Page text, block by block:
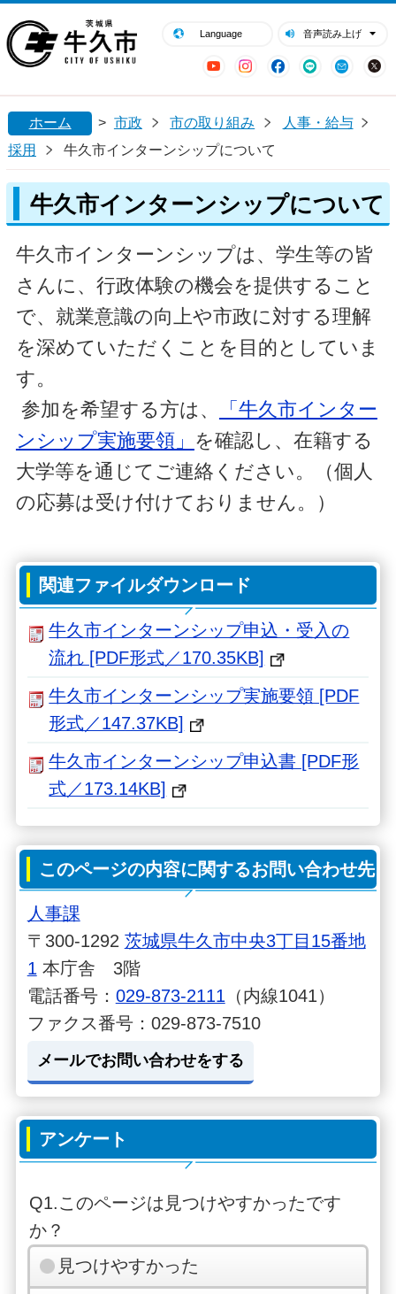
Language 音声読み上げ
YouTubeInstagram
Facebook
LINE Mail
閉じる
ホーム > 市政 市の取り組み
人事・給与
採用
牛久市インターンシップについて
牛久市インターンシップについて
牛久市インターンシップは、学生等の皆
さんに、行政体験の機会を提供すること
で、就業意識の向上や市政に対する理解
を深めていただくことを目的としていま
す。
参加を希望する方は、
「牛久市インター
ンシップ実施要領」 を確認し、在籍する
大学等を通じてご連絡ください。（個人
の応募は受け付けておりません。）
関連ファイルダウンロード
牛久市インターンシップ申込・受入の
流れ [PDF形式／170.35KB]
牛久市インターンシップ実施要領 [PDF
形式／147.37KB]
牛久市インターンシップ申込書 [PDF形
式／173.14KB]
このページの内容に関するお問い合わせ先
人事課
〒300-1292 茨城県牛久市中央3丁目15番地
1 本庁舎 3階
電話番号： 029-873-2111 （内線1041）
ファクス番号：029-873-7510
メールでお問い合わせをする
アンケート
Q1.このページは見つけやすかったです
か？
見つけやすかった